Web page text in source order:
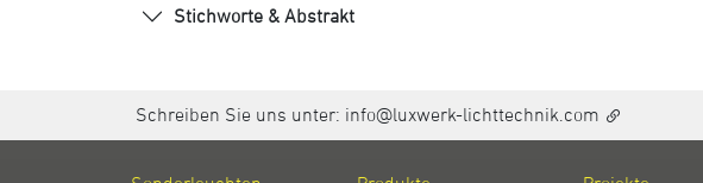
Stichworte & Abstrakt
Schreiben Sie uns unter: info@luxwerk-lichttechnik.com